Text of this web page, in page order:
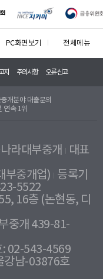
PC화면보기 전체메뉴
지 주의사항 오류신고
개분야 대출문의
연속 1위
라대부중개
대표
부중개업) 등록기
5522
16층 (논현동, 디
중개 439-81-
: 02-543-4569
강남-03876호